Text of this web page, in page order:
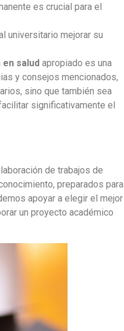
es crucial para el
universitario mejorar su
salud apropiado es una
y consejos mencionados,
sino que también sea
significativamente el
de trabajos de
preparados para
apoyar a elegir el mejor
un proyecto académico